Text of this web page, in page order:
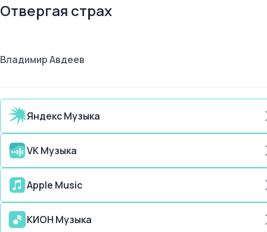
Отвергая страх
Владимир Авдеев
Яндекс Музыка
VK Музыка
Apple Music
КИОН Музыка